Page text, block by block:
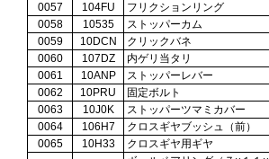
0057
104FU フリクションリング
0058
10535 ストッパーカム
0059
10DCN クリックバネ
0060
107DZ 内ゲリ当タリ
0061
10ANP ストッパーレバー
0062
10PRU 固定ボルト
0063
10J0K ストッパーツマミカバー
0064
106H7 クロスギヤブッシュ（前）
0065
10H33 クロスギヤ用ギヤ